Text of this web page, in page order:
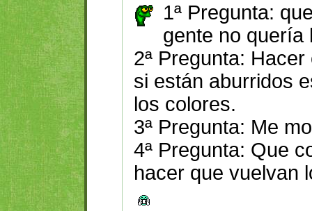
1ª Pregunta:
gente no quería
2ª Pregunta:
si están aburridos
los colores.
3ª Pregunta: Me
4ª Pregunta: Que
hacer que vuelvan